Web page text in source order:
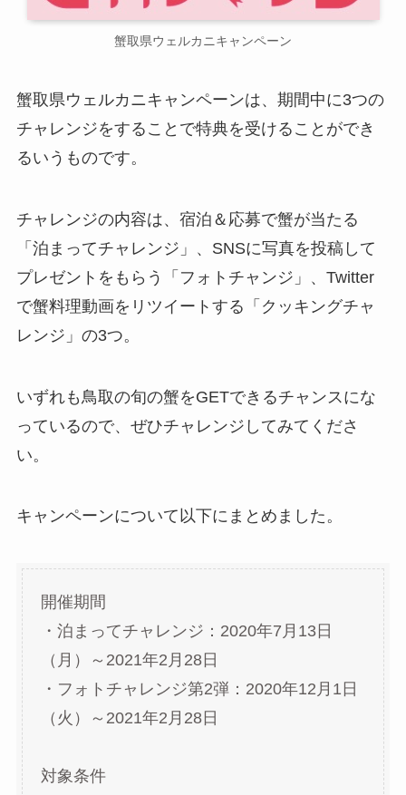
蟹取県ウェルカニキャンペーン
蟹取県ウェルカニキャンペーンは、期間中に3つの
チャレンジをすることで特典を受けることができ
るいうものです。
チャレンジの内容は、宿泊＆応募で蟹が当たる
「泊まってチャレンジ」、SNSに写真を投稿して
プレゼントをもらう「フォトチャンジ」、Twitter
で蟹料理動画をリツイートする「クッキングチャ
レンジ」の3つ。
いずれも鳥取の旬の蟹をGETできるチャンスにな
っているので、ぜひチャレンジしてみてくださ
い。
キャンペーンについて以下にまとめました。
開催期間
・泊まってチャレンジ：2020年7月13日
（月）～2021年2月28日
・フォトチャレンジ第2弾：2020年12月1日
（火）～2021年2月28日
対象条件